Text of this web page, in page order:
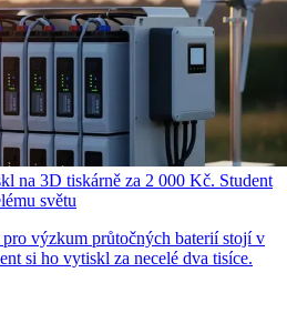
na 3D tiskárně za 2 000 Kč. Student
světu
výzkum průtočných baterií stojí v
si ho vytiskl za necelé dva tisíce.